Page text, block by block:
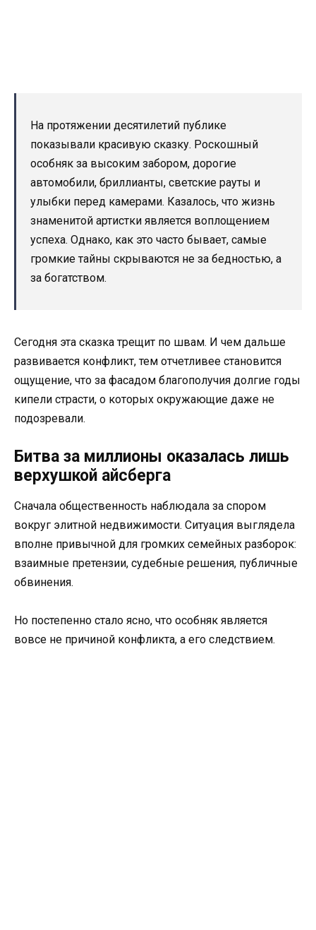
На протяжении десятилетий публике
показывали красивую сказку. Роскошный
особняк за высоким забором, дорогие
автомобили, бриллианты, светские рауты и
улыбки перед камерами. Казалось, что жизнь
знаменитой артистки является воплощением
успеха. Однако, как это часто бывает, самые
громкие тайны скрываются не за бедностью, а
за богатством.
Сегодня эта сказка трещит по швам. И чем дальше
развивается конфликт, тем отчетливее становится
ощущение, что за фасадом благополучия долгие годы
кипели страсти, о которых окружающие даже не
подозревали.
Битва за миллионы оказалась лишь
верхушкой айсберга
Сначала общественность наблюдала за спором
вокруг элитной недвижимости. Ситуация выглядела
вполне привычной для громких семейных разборок:
взаимные претензии, судебные решения, публичные
обвинения.
Но постепенно стало ясно, что особняк является
вовсе не причиной конфликта, а его следствием.